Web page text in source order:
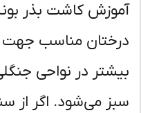
کاشت بذر بونسای
مناسب جهت
در نواحی جنگلی
می‌شود. اگر از سنین